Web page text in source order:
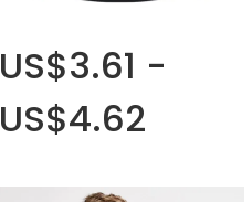
US$3.61 -
US$4.62